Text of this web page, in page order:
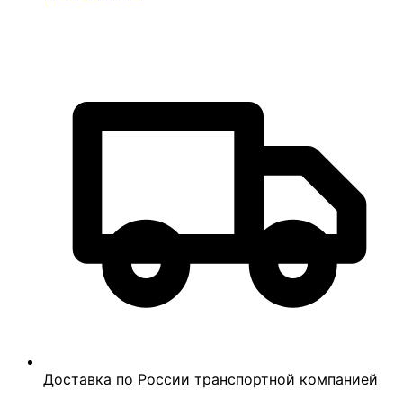
Доставка по России транспортной компанией